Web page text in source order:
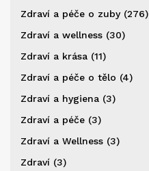
Zdraví a péče o zuby (276)
Zdraví a wellness (30)
Zdraví a krása (11)
Zdraví a péče o tělo (4)
Zdraví a hygiena (3)
Zdraví a péče (3)
Zdraví a Wellness (3)
Zdraví (3)